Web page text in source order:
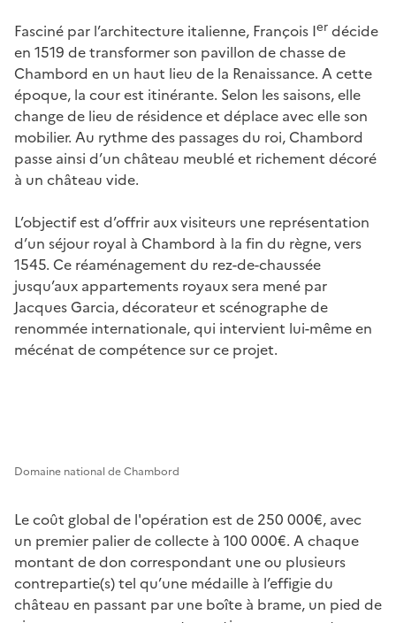
Fasciné par l’architecture italienne, François Ier décide
en 1519 de transformer son pavillon de chasse de
Chambord en un haut lieu de la Renaissance. A cette
époque, la cour est itinérante. Selon les saisons, elle
change de lieu de résidence et déplace avec elle son
mobilier. Au rythme des passages du roi, Chambord
passe ainsi d’un château meublé et richement décoré
à un château vide.
L’objectif est d’offrir aux visiteurs une représentation
d’un séjour royal à Chambord à la fin du règne, vers
1545. Ce réaménagement du rez-de-chaussée
jusqu’aux appartements royaux sera mené par
Jacques Garcia, décorateur et scénographe de
renommée internationale, qui intervient lui-même en
mécénat de compétence sur ce projet.
Domaine national de Chambord
Le coût global de l'opération est de 250 000€, avec
un premier palier de collecte à 100 000€. A chaque
montant de don correspondant une ou plusieurs
contrepartie(s) tel qu’une médaille à l’effigie du
château en passant par une boîte à brame, un pied de